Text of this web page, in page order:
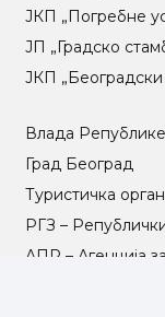
ЈКП „Погребне
ЈП „Градско
ЈКП „Београдски
Влада
Град Београд
Туристичка
РГЗ –
АПР – Агенција